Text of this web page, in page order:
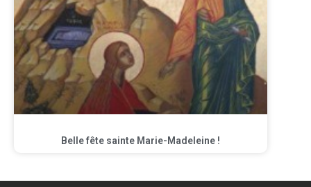
Belle fête sainte Marie-Madeleine !